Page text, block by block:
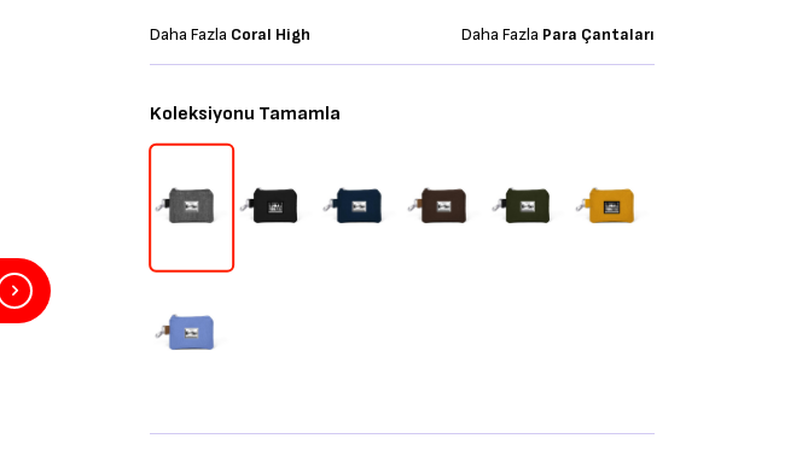
Daha Fazla Coral High Daha Fazla Para Çantaları
Koleksiyonu Tamamla